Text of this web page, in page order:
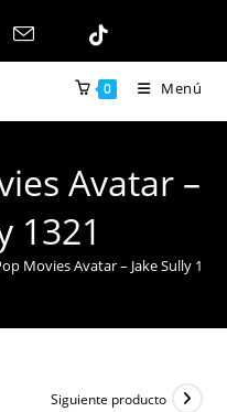
0 Menú
Avatar –
1321
Movies Avatar – Jake Sully 1321
Siguiente producto